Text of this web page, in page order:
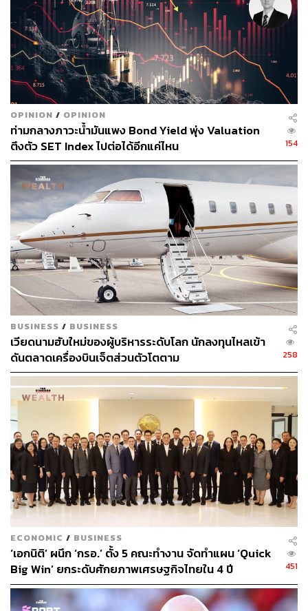
2. อัตรากำไรขั้นต้น – มีแนวโน้มปรับตัวดีขึ้นสู่ 15.3% (เพิ่ม
ขึ้น 70 bps QoQ และ 190 bps YoY) ใน 1Q66 เพราะเหตุผล
หลายประการด้วยกัน
ประการแรก มาร์จิ้นในธุรกิจกระดาษบรรจุภัณฑ์คาดว่าจะ
ปรับตัวดีขึ้นจากอัตราการใช้กำลังการผลิตที่สูงขึ้น อันเป็นผล
มาจากปริมาณการขายที่สูงขึ้นและการเริ่มรับรู้ต้นทุน RCP
ระดับต่ำ เนื่องจากต้นทุน RCP ของ SCGP ปรับตัวตามหลัง
ราคาตลาดอยู่ 3-4 เดือน: ต้นทุน RCP ในตลาดอยู่ที่ 163
ดอลลาร์สหรัฐต่อตันใน 4Q65, 200 ดอลลาร์สหรัฐต่อตันใน
3Q65 และ 275 ดอลลาร์สหรัฐต่อตันใน 2Q65
ประการที่สอง ต้นทุนถ่านหินคาดว่าจะลดลงตามราคาตลาด
ที่ปรับตัวลดลง
แนวโน้มผลประกอบการปี 2566:
สำหรับแนวโน้มกำไร 2Q66 คาดว่ากำไรจะค่อยๆ ฟื้นตัว โดย
ได้รับการสนับสนุนจากความต้องการบรรจุภัณฑ์โดยรวมที่
ฟื้นตัวสู่ระดับปกติและต้นทุนโดยรวม (ต้นทุนวัตถุดิบและ
ถ่านหิน) ที่คาดว่าจะลดลง SCGP ตั้งงบสำหรับทำ M&P ในปี
นี้ไว้ที่ 9.0 พันล้านบาท ซึ่งน่าจะช่วยเพิ่ม Upside ให้กับกำไร
ของบริษัทในช่วงที่เหลือของปีนี้
ขณะที่กำไรปี 2566 คาดว่าจะเติบโต 21.4%YoY โดยได้รับ
การสนับสนุนจากการกลับมาเปิดประเทศของจีน โดยปริมาณ
การขายจะค่อยๆ ปรับตัวดีขึ้นใน 1H66 และจะปรับตัวดีขึ้น
อย่างมีนัยสำคัญใน 2H66
อย่างไรก็ดี ยังคงสมมติฐานตามหลักความระมัดระวังว่าราย
ได้ในปี 2566 จะเติบโตเพียง 7.3% เทียบกับเป้าของบริษัทที่
9.5%
กลยุทธ์การลงทุนคงเรตติ้ง Outperform สำหรับ SCGP ด้วย
ราคาเป้าหมายสิ้นปี 2566 อ้างอิงวิธี DCF ที่ 65 บาทต่อหุ้น
OPINION / OPINION
ท่ามกลางภาวะน้ำมันแพง Bond Yield พุ่ง Valuation
ตึงตัว SET Index ไปต่อได้อีกแค่ไหน
154
BUSINESS / BUSINESS
เวียดนามฮับใหม่ของผู้บริหารระดับโลก นักลงทุนไหลเข้า
ดันตลาดเครื่องบินเจ็ตส่วนตัวโตตาม
258
ECONOMIC / BUSINESS
‘เอกนิติ’ ผนึก ‘กรอ.’ ตั้ง 5 คณะทำงาน จัดทำแผน ‘Quick
Big Win’ ยกระดับศักยภาพเศรษฐกิจไทยใน 4 ปี
451